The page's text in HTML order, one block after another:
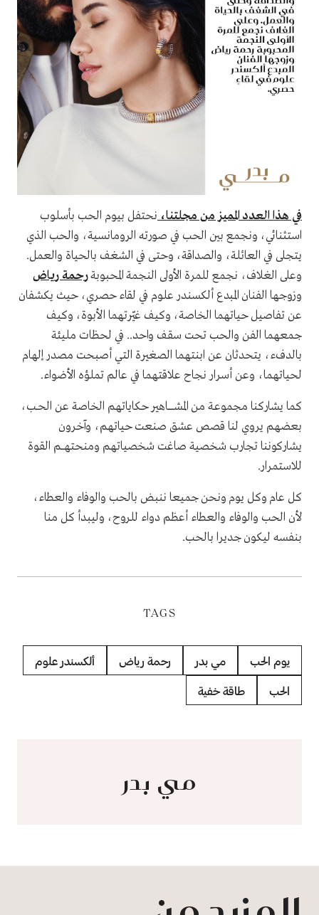
في هذا العدد المميز من مجلتنا، نحتفل بيوم الحب بأسلوب
استثنائي، ونجمع بين الحب في صورته الرومانسية، والحب الذي
يتجلى في العائلة، والصداقة، وحتى في الشغف بالحياة والعمل.
وعلى الغلاف، نجمع للمرة الأولى النجمة المحبوبةرحمة رياض
وزوجها الفنان المبدع ألكسندر علوم في لقاء حصري، حيث يكشفان
عن تفاصيل حياتهما الخاصة، وكيف غيّرتهما الأبوة، وكيف
جمعهما الفن والحب تحت سقف واحد.. في لحظات مليئة
بالدفء، يتحدثان عن ابنتهما الصغيرة التي أصبحت مصدر إلهام
لحياتهما، وعن أسرار نجاح علاقتهما في عالم تملؤه الأضواء.
كما يشاركنا مجموعـة من المشــــــــاهير حكاياتهم الخاصة عن الحــب،
بعضهم يروي لنا قصص عشق صنعت حياتهم، وآخرون
يشاركوننا تجارب شخصية صاغت شخصياتهم ومنحتهــــم القوة
للاستمرار.
كل عام وكل يوم ونحن جميعا ننبض بالحب والوفاء والعطاء،
لأن الحب والوفاء والعطاء أعظم دواء للروح، وليبدأ كل منا
بنفسه ليكون جديرا بالحب.
TAGS
يوم الحب مي بدر رحمة رياض ألكسندر علوم
الحب طاقة خفية
مي بدر